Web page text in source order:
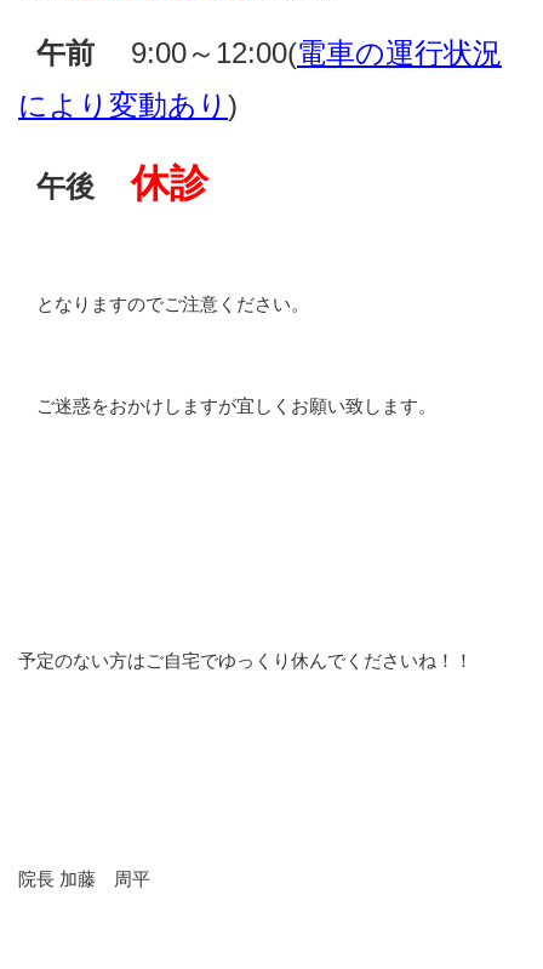
午前 9:00～12:00(電車の運行状況
により変動あり )
午後 休診
となりますのでご注意ください。
ご迷惑をおかけしますが宜しくお願い致します。
予定のない方はご自宅でゆっくり休んでくださいね！！
院長 加藤 周平